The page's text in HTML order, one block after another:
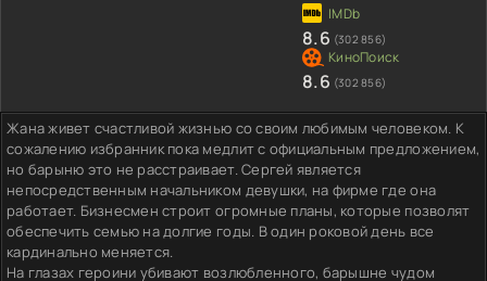
8.6 (302 856)
8.6 (302 856)
Жана живет счастливой жизнью со своим любимым человеком. К
сожалению избранник пока медлит с официальным предложением,
но барыню это не расстраивает. Сергей является
непосредственным начальником девушки, на фирме где она
работает. Бизнесмен строит огромные планы, которые позволят
обеспечить семью на долгие годы. В один роковой день все
кардинально меняется.
На глазах героини убивают возлюбленного, барышне чудом